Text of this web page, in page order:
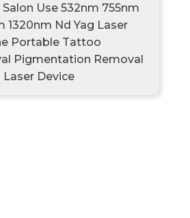
Salon Use 532nm 755nm
1320nm Nd Yag Laser
Portable Tattoo
Pigmentation Removal
Laser Device